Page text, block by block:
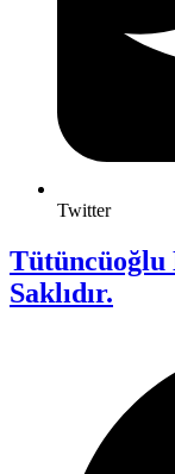
Twitter
Tütüncüoğlu
Saklıdır.